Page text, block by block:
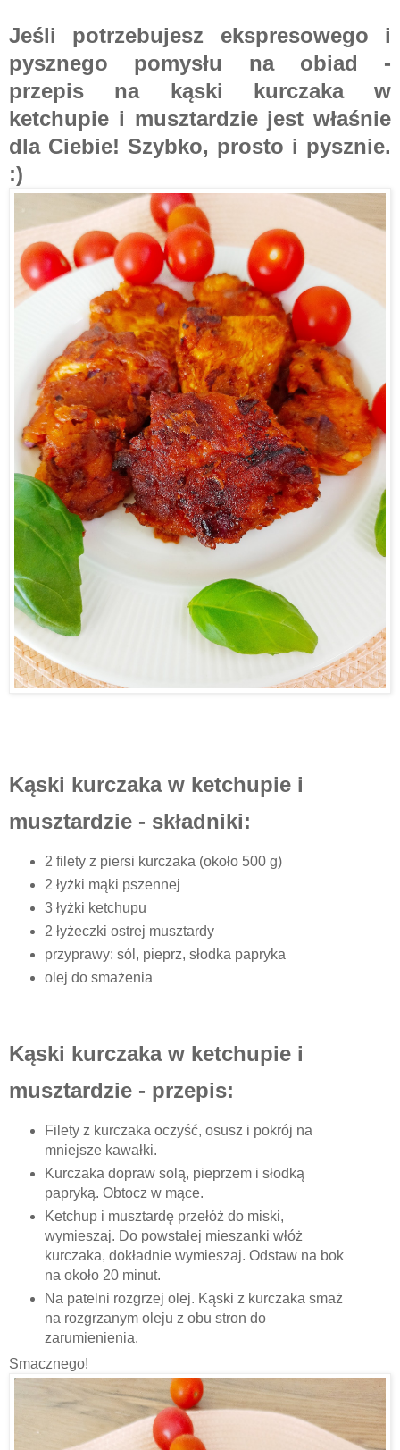
Jeśli potrzebujesz ekspresowego i
pysznego pomysłu na obiad -
przepis na kąski kurczaka w
ketchupie i musztardzie jest właśnie
dla Ciebie! Szybko, prosto i pysznie.
:)
Kąski kurczaka w ketchupie i
musztardzie - składniki:
2 filety z piersi kurczaka (około 500 g)
2 łyżki mąki pszennej
3 łyżki ketchupu
2 łyżeczki ostrej musztardy
przyprawy: sól, pieprz, słodka papryka
olej do smażenia
Kąski kurczaka w ketchupie i
musztardzie - przepis:
Filety z kurczaka oczyść, osusz i pokrój na
mniejsze kawałki.
Kurczaka dopraw solą, pieprzem i słodką
papryką. Obtocz w mące.
Ketchup i musztardę przełóż do miski,
wymieszaj. Do powstałej mieszanki włóż
kurczaka, dokładnie wymieszaj. Odstaw na bok
na około 20 minut.
Na patelni rozgrzej olej. Kąski z kurczaka smaż
na rozgrzanym oleju z obu stron do
zarumienienia.
Smacznego!